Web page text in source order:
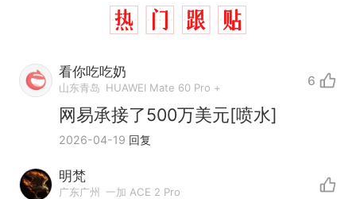
看你吃吃奶
山东青岛 HUAWEI Mate 60 Pro + 6
网易承接了500万美元[喷水]
2026-04-19 回复
明梵
广东广州 一加 ACE 2 Pro